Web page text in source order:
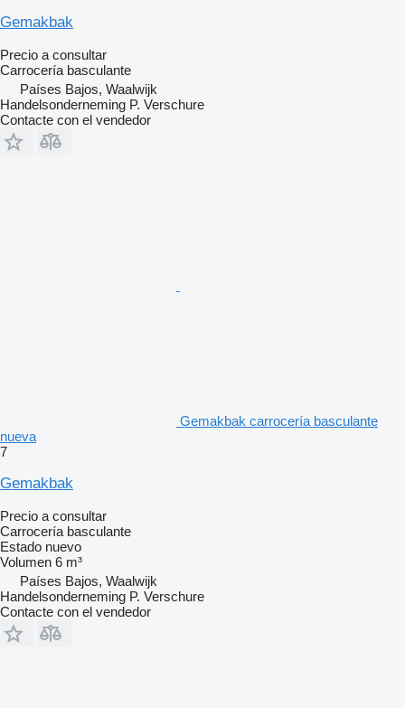
Gemakbak
Precio a consultar
Carrocería basculante
Países Bajos, Waalwijk
Handelsonderneming P. Verschure
Contacte con el vendedor
Gemakbak carrocería basculante
nueva
7
Gemakbak
Precio a consultar
Carrocería basculante
Estado nuevo
Volumen 6 m³
Países Bajos, Waalwijk
Handelsonderneming P. Verschure
Contacte con el vendedor